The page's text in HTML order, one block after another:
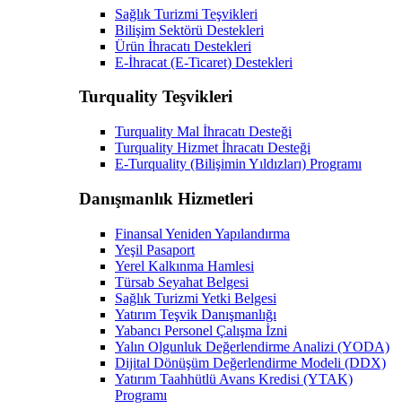
Sağlık Turizmi Teşvikleri
Bilişim Sektörü Destekleri
Ürün İhracatı Destekleri
E-İhracat (E-Ticaret) Destekleri
Turquality Teşvikleri
Turquality Mal İhracatı Desteği
Turquality Hizmet İhracatı Desteği
E-Turquality (Bilişimin Yıldızları) Programı
Danışmanlık Hizmetleri
Finansal Yeniden Yapılandırma
Yeşil Pasaport
Yerel Kalkınma Hamlesi
Türsab Seyahat Belgesi
Sağlık Turizmi Yetki Belgesi
Yatırım Teşvik Danışmanlığı
Yabancı Personel Çalışma İzni
Yalın Olgunluk Değerlendirme Analizi (YODA)
Dijital Dönüşüm Değerlendirme Modeli (DDX)
Yatırım Taahhütlü Avans Kredisi (YTAK)
Programı